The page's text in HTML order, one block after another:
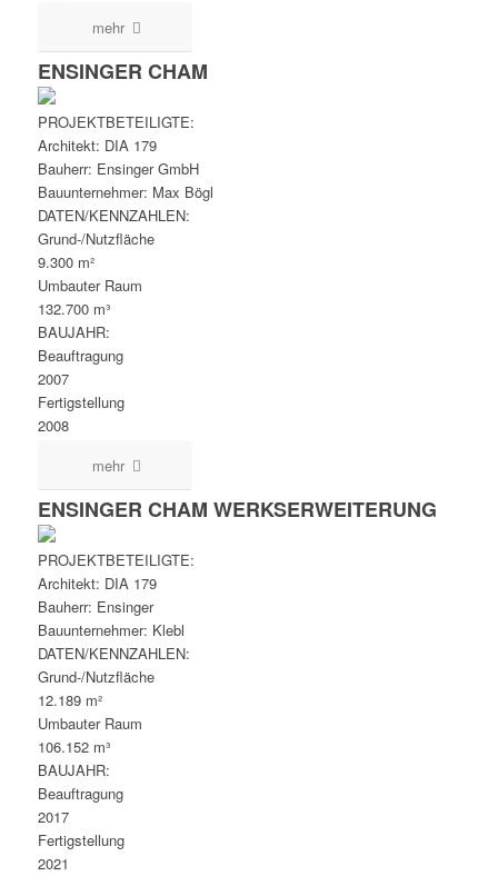
mehr
ENSINGER CHAM
PROJEKTBETEILIGTE:
Architekt: DIA 179
Bauherr: Ensinger GmbH
Bauunternehmer: Max Bögl
DATEN/KENNZAHLEN:
Grund-/Nutzfläche
9.300 m²
Umbauter Raum
132.700 m³
BAUJAHR:
Beauftragung
2007
Fertigstellung
2008
mehr
ENSINGER CHAM WERKSERWEITERUNG
PROJEKTBETEILIGTE:
Architekt: DIA 179
Bauherr: Ensinger
Bauunternehmer: Klebl
DATEN/KENNZAHLEN:
Grund-/Nutzfläche
12.189 m²
Umbauter Raum
106.152 m³
BAUJAHR:
Beauftragung
2017
Fertigstellung
2021